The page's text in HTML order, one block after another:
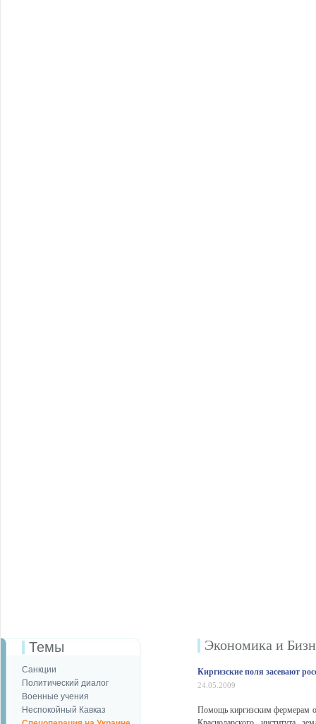
Темы
Санкции
Политический диалог
Военные учения
Неспокойный Кавказ
Экономика и
Киргизские поля засевают
24.05.2009
Помощь киргизским фермерам